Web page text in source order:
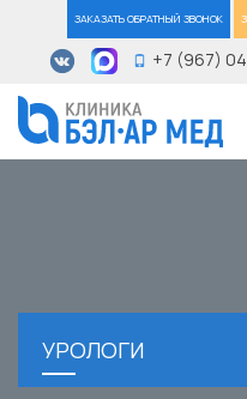
ЗАКАЗАТЬ ОБРАТНЫЙ ЗВОНОК
+7 (967)
УРОЛОГИ